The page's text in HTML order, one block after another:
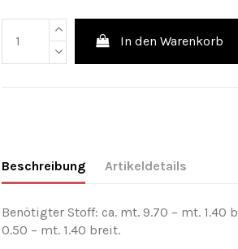
In den Warenkorb
Beschreibung Artikeldetails
Benötigter Stoff: ca. mt. 9.70 – mt. 1.40
0.50 – mt. 1.40 breit.